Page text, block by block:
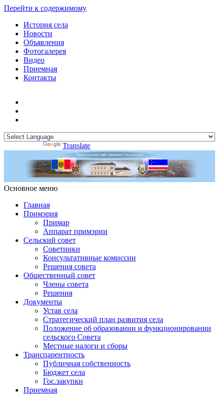
Перейти к содержимому
История села
Новости
Объявления
Фотогалерея
Видео
Приемная
Контакты
Translate
Основное меню
Примэрия Чишмикиой
Главная
Примэрия
Примар
Аппарат примэрии
Сельский совет
Советники
Консультативные комиссии
Решения совета
Общественный совет
Члены совета
Решения
Документы
Устав села
Стратегический план развития села
Положение об образовании и функционировании
сельского Совета
Местные налоги и сборы
Транспарентность
Публичная собственность
Бюджет села
Гос.закупки
Приемная